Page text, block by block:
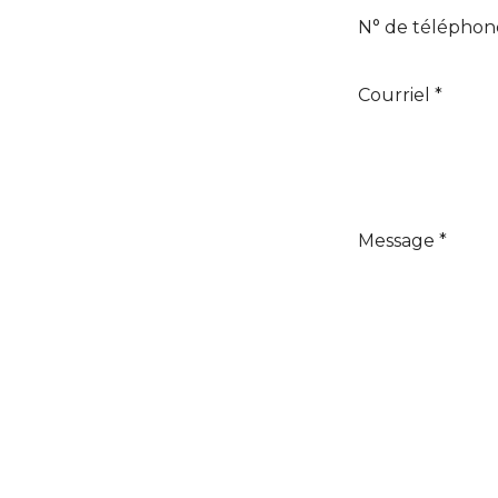
N° de
Courriel *
Message *